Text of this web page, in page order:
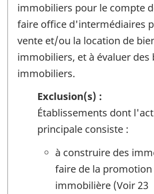
immobiliers pour le compte
faire office d'intermédiaires
vente et/ou la location de
immobiliers, et à évaluer des
immobiliers.
Exclusion(s) :
Établissements dont
principale consiste :
à construire des
faire de la promotion
immobilière (Voir 23